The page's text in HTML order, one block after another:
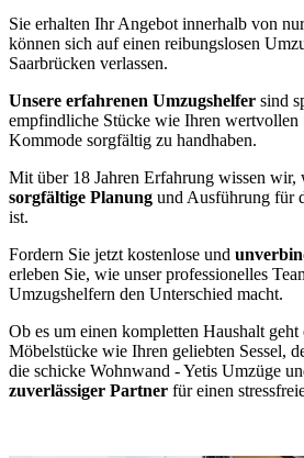
Sie erhalten Ihr Angebot innerhalb von
können sich auf einen reibungslosen
Saarbrücken verlassen.
Unsere erfahrenen Umzugshelfer sind
empfindliche Stücke wie Ihren wertvollen
Kommode sorgfältig zu handhaben.
Mit über 18 Jahren Erfahrung wissen
sorgfältige Planung und Ausführung für
ist.
Fordern Sie jetzt kostenlose und
erleben Sie, wie unser professionelles
Umzugshelfern den Unterschied macht.
Ob es um einen kompletten Haushalt
Möbelstücke wie Ihren geliebten Sessel,
die schicke Wohnwand - Yetis Umzüge
zuverlässiger Partner für einen